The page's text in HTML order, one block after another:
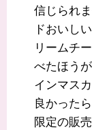
信じられ
ドおいし
リームチ
べたほう
インマス
良かった
限定の販